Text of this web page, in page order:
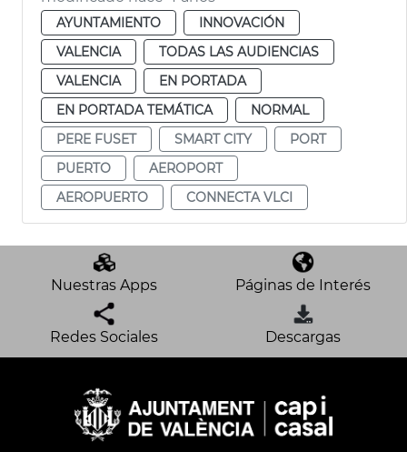
AYUNTAMIENTO
INNOVACIÓN
VALENCIA
TODAS LAS AUDIENCIAS
VALENCIA
EN PORTADA
EN PORTADA TEMÁTICA
NORMAL
PERE FUSET
SMART CITY
PORT
PUERTO
AEROPORT
AEROPUERTO
CONNECTA VLCI
Nuestras Apps Páginas de Interés
Redes Sociales Descargas